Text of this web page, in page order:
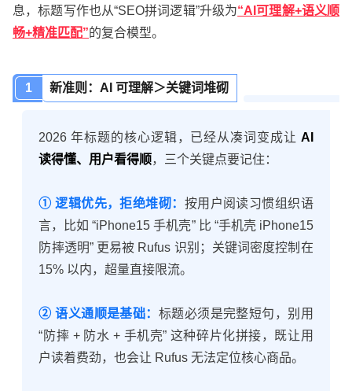
息，标题写作也从“SEO拼词逻辑”升级为“AI可理解+语义顺
畅+精准匹配”的复合模型。
1 新准则：AI 可理解＞关键词堆砌
2026 年标题的核心逻辑，已经从凑词变成让 AI
读得懂、用户看得顺，三个关键点要记住：
① 逻辑优先，拒绝堆砌： 按用户阅读习惯组织语
言，比如 “iPhone15 手机壳” 比 “手机壳 iPhone15
防摔透明” 更易被 Rufus 识别；关键词密度控制在
15% 以内，超量直接限流。
② 语义通顺是基础： 标题必须是完整短句，别用
“防摔 + 防水 + 手机壳” 这种碎片化拼接，既让用
户读着费劲，也会让 Rufus 无法定位核心商品。